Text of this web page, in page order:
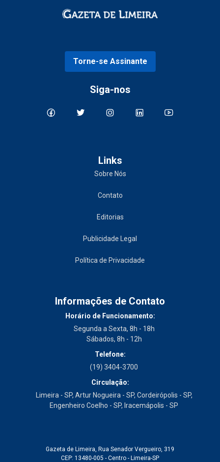
Torne-se Assinante
Siga-nos
Links
Sobre Nós
Contato
Editorias
Publicidade Legal
Política de Privacidade
Informações de Contato
Horário de Funcionamento:
Segunda a Sexta, 8h - 18h
Sábados, 8h - 12h
Telefone:
(19) 3404-3700
Circulação:
Limeira - SP, Artur Nogueira - SP, Cordeirópolis - SP,
Engenheiro Coelho - SP, Iracemápolis - SP
Gazeta de Limeira, Rua Senador Vergueiro, 319
CEP: 13480-005 - Centro - Limeira-SP